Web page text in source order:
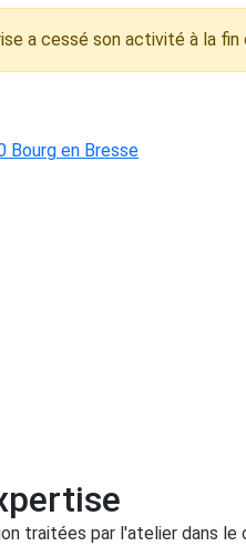
a cessé son activité à la
Bourg en Bresse
traitées par l'atelier dans le